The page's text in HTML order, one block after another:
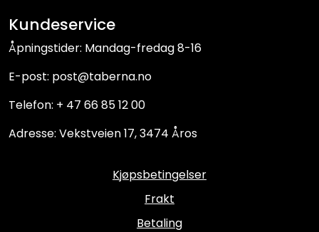
Kundeservice
Åpningstider: Mandag-fredag 8-16
E-post: post@taberna.no
Telefon: + 47 66 85 12 00
Adresse: Vekstveien 17, 3474 Åros
Kjøpsbetingelser
Frakt
Betaling